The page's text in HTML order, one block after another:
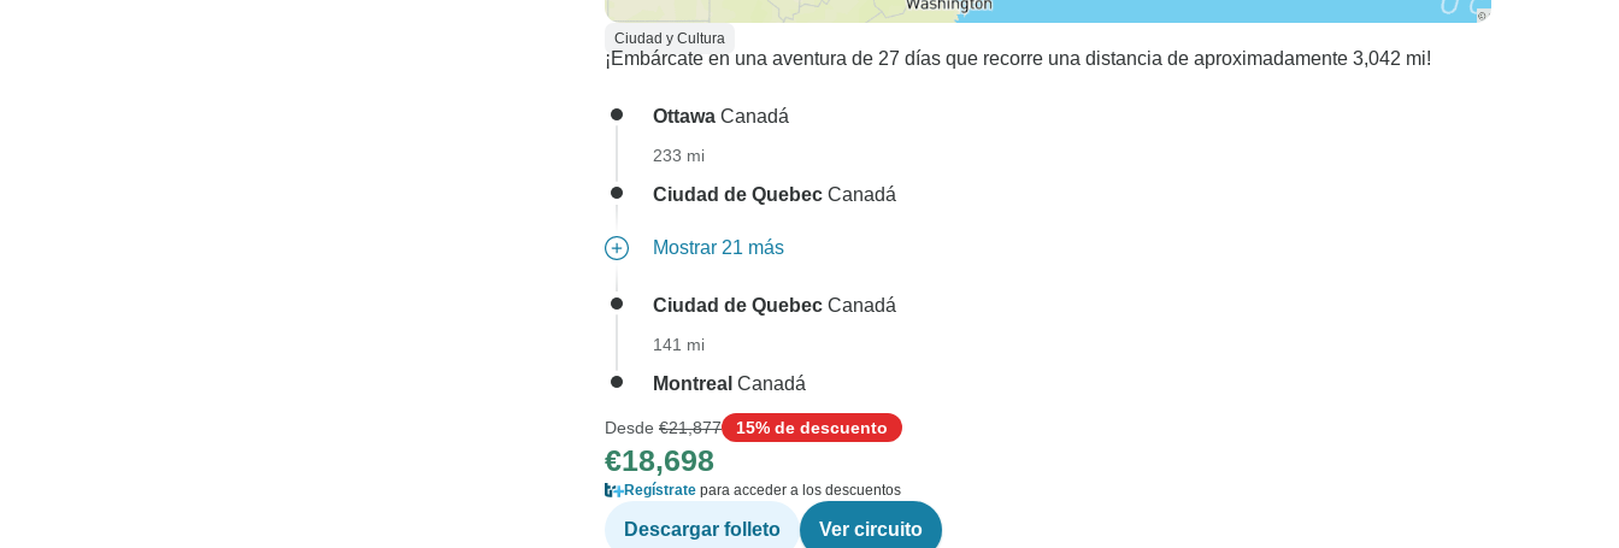
Ciudad y Cultura
¡Embárcate en una aventura de 27 días que recorre una distancia de aproximadamente 3,042 mi!
Ottawa Canadá
233 mi
Ciudad de Quebec Canadá
Mostrar 21 más
Ciudad de Quebec Canadá
141 mi
Montreal Canadá
Desde €21,877 15% de descuento
€18,698
Regístrate para acceder a los descuentos
Descargar folleto Ver circuito